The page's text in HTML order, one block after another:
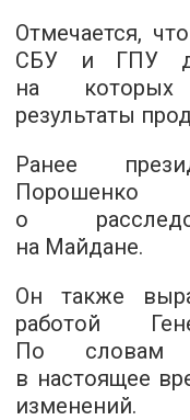
Отмечается,
СБУ и ГПУ
на которых
результаты
Ранее
Порошенко
о
на Майдане.
Он также
работой
По словам
в настоящее
изменений.